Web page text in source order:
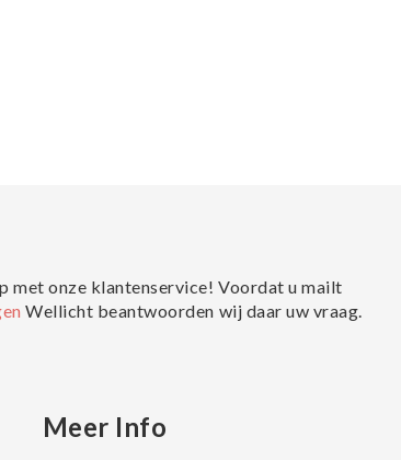
met onze klantenservice! Voordat u mailt
Wellicht beantwoorden wij daar uw vraag.
Meer Info